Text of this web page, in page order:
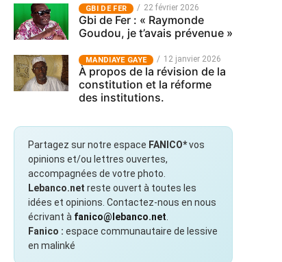
GBI DE FER 22 février 2026
Gbi de Fer : « Raymonde
Goudou, je t’avais prévenue »
MANDIAYE GAYE 12 janvier 2026
À propos de la révision de la
constitution et la réforme
des institutions.
Partagez sur notre espace FANICO*vos
opinions et/ou lettres ouvertes,
accompagnées de votre photo.
Lebanco.net reste ouvert à toutes les
idées et opinions. Contactez-nous en nous
écrivant à fanico@lebanco.net
Fanico : espace communautaire de lessive
en malinké